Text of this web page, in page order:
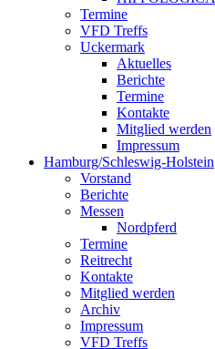
Termine
VFD Treffs
Uckermark
Aktuelles
Berichte
Termine
Kontakte
Mitglied werden
Impressum
Hamburg/Schleswig-Holstein
Vorstand
Berichte
Messen
Nordpferd
Termine
Reitrecht
Kontakte
Mitglied werden
Archiv
Impressum
VFD Treffs